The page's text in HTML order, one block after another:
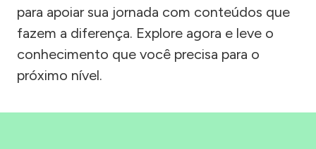
para apoiar sua jornada com conteúdos que
fazem a diferença. Explore agora e leve o
conhecimento que você precisa para o
próximo nível.